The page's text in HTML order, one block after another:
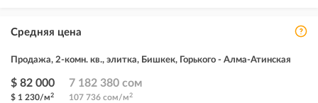
Средняя цена
Продажа, 2-комн. кв., элитка, Бишкек, Горького - Алма-Атинская
$ 82 000
$ 1 230/м2
7 182 380 сом
107 736 сом/м2